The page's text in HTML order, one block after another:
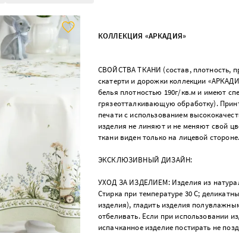
КОЛЛЕКЦИЯ «АРКАДИЯ»
СВОЙСТВА ТКАНИ (состав, плотность,
скатерти и дорожки коллекции
белья плотностью 190г/кв.м и имеют
грязеотталкивающую обработку).
печати с использованием
изделия не линяют и не меняют свой
ткани виден только на лицевой стороне.
ЭКСКЛЮЗИВНЫЙ ДИЗАЙН:
УХОД ЗА ИЗДЕЛИЕМ: Изделия из
Стирка при температуре 30 С;
изделия), гладить изделия
отбеливать. Если при использовании
испачканное изделие постирать не